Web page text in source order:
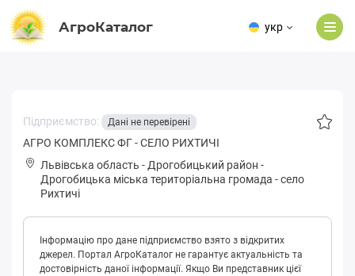
АгроКаталог укр
Підприємство: Дані не перевірені
АГРО КОМПЛЕКС ФГ - СЕЛО РИХТИЧІ
Львівська область - Дрогобицький район -
Дpoгoбицькa міська територіальна громада -село
Рихтичі
Інформацію про дане підприємство взято з відкритих
джерел. Портал АгроКаталог не гарантує актуальність та
достовірність даної інформації. Якщо Ви представник цієї